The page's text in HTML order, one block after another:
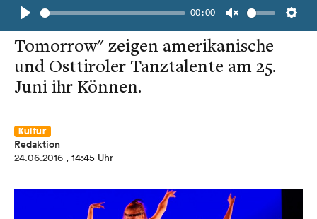
Play
00:00
Unmute
Unter dem Motto "Stars of
Tomorrow" zeigen amerikanische
und Osttiroler Tanztalente am 25.
Juni ihr Können.
Kultur
Redaktion
24.06.2016 , 14:45 Uhr